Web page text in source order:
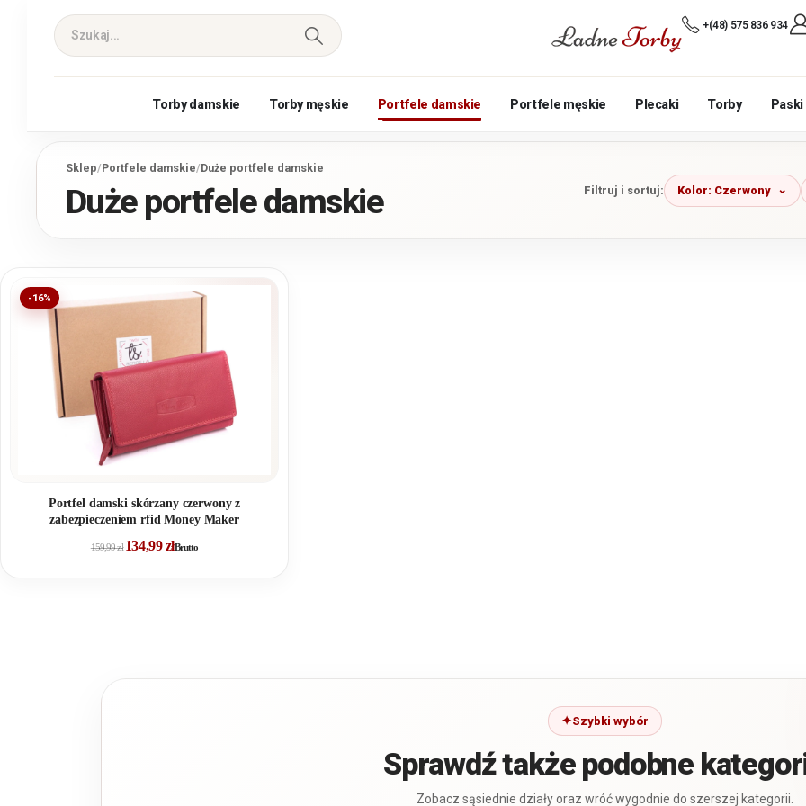
+(48) 575 836 934
Torby damskie Torby męskie Portfele damskie Portfele męskie Plecaki Torby Paski
Sklep/Portfele damskie/Duże portfele damskie
Duże portfele damskie Filtruj i sortuj: Kolor: Czerwony
-16%
Portfel damski skórzany czerwony z
zabezpieczeniem rfid Money Maker
159,99zł 134,99złBrutto
Szybki wybór
Sprawdź także podobne
Zobacz sąsiednie działy oraz wróć wygodnie do szerszej kategorii.